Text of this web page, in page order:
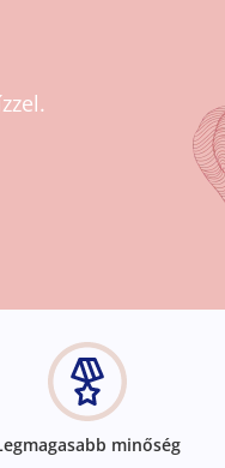
minőség